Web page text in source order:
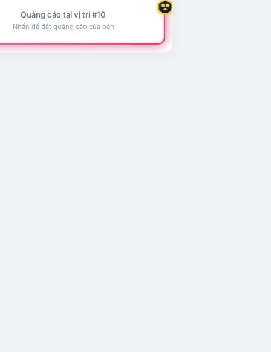
Quảng cáo tại vị trí #10
Nhấn để đặt quảng cáo của bạn